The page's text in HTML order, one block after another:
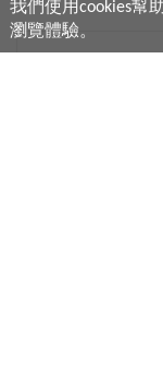
我們使用cookies幫
瀏覽體驗。